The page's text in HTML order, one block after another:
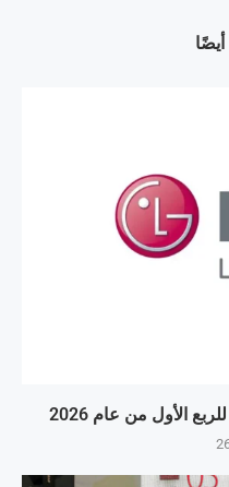
الأول من عام 2026